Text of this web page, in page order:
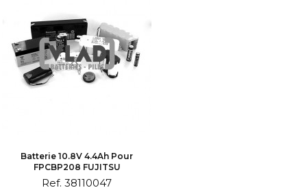
Batterie 10.8V 4.4Ah Pour
FPCBP208 FUJITSU
Ref. 38110047